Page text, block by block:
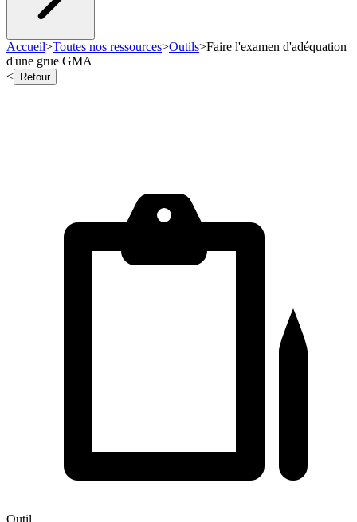
Accueil>Toutes nos ressources>Outils>Faire l'examen d'adéquation
d'une grue GMA
<
Retour